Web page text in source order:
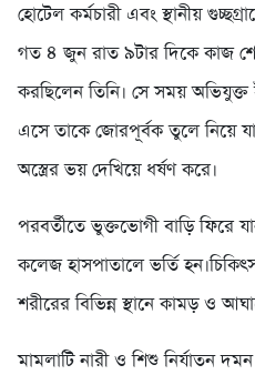
হোটেল কর্মচারী এবং স্থানীয়
গত ৪ জুন রাত ৯টার দিকে কাজ
করছিলেন তিনি। সে সময়
এসে তাকে জোরপূর্বক তুলে নিয়ে
অস্ত্রের ভয় দেখিয়ে ধর্ষণ করে।
পরবর্তীতে ভুক্তভোগী বাড়ি ফিরে
কলেজ হাসপাতালে ভর্তি
শরীরের বিভিন্ন স্থানে কামড় ও
মামলাটি নারী ও শিশু নির্যাতন